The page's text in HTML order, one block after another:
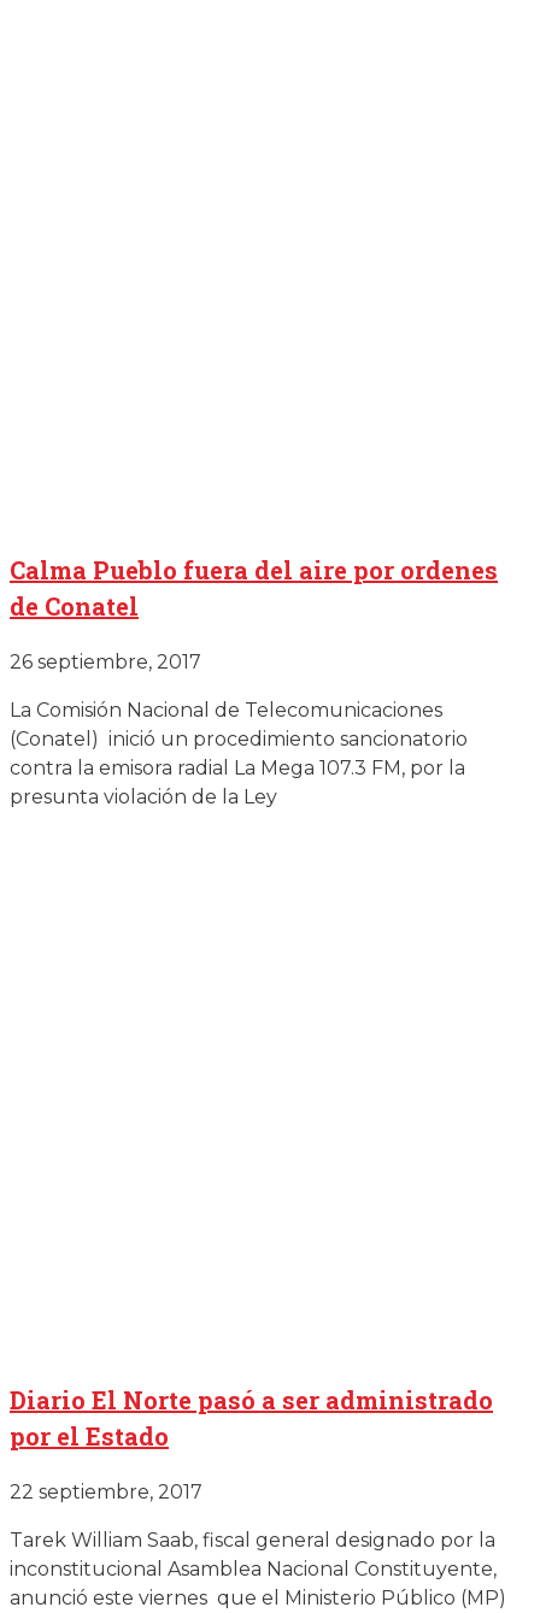
Calma Pueblo fuera del aire por ordenes
de Conatel
26 septiembre, 2017
La Comisión Nacional de Telecomunicaciones
(Conatel) inició un procedimiento sancionatorio
contra la emisora radial La Mega 107.3 FM, por la
presunta violación de la Ley
Diario El Norte pasó a ser administrado
por el Estado
22 septiembre, 2017
Tarek William Saab, fiscal general designado por la
inconstitucional Asamblea Nacional Constituyente,
anunció este viernes que el Ministerio Público (MP)